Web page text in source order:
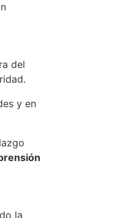
del
y en
la